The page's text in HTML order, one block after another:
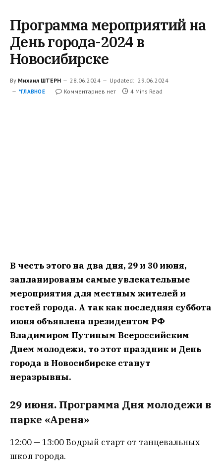
Программа мероприятий на
День городa-2024 в
Новосибирске
By Михаил ШТЕРН 28.06.2024 Updated: 29.06.2024
*ГЛАВНОЕ Комментариев нет 4 Mins Read
В честь этого на два дня, 29 и 30 июня,
запланированы самые увлекательные
мероприятия для местных жителей и
гостей города. А так как последняя суббота
июня объявлена президентом РФ
Владимиром Путиным Всероссийским
Днем молодежи, то этот праздник и День
города в Новосибирске станут
неразрывны.
29 июня. Программа Дня молодежи в
парке «Арена»
12:00 — 13:00 Бодрый старт от танцевальных
школ города.